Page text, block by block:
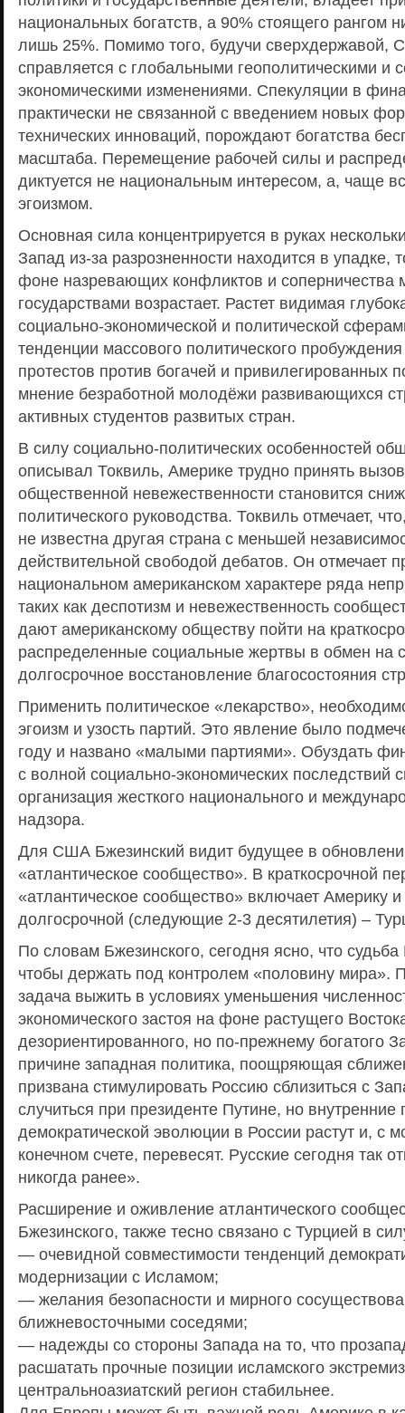
национальных богатств, а 90% стоящего рангом
лишь 25%. Помимо того, будучи сверхдержавой,
справляется с глобальными геополитическими и
экономическими изменениями. Спекуляции в
практически не связанной с введением новых
технических инноваций, порождают богатства
масштаба. Перемещение рабочей силы и
диктуется не национальным интересом, а, чаще
эгоизмом.
Основная сила концентрируется в руках
Запад из-за разрозненности находится в упадке,
фоне назревающих конфликтов и соперничества
государствами возрастает. Растет видимая
социально-экономической и политической
тенденции массового политического
протестов против богачей и привилегированных
мнение безработной молодёжи развивающихся
активных студентов развитых стран.
В силу социально-политических особенностей
описывал Токвиль, Америке трудно принять
общественной невежественности становится
политического руководства. Токвиль отмечает,
не известна другая страна с меньшей
действительной свободой дебатов. Он отмечает
национальном американском характере ряда
таких как деспотизм и невежественность
дают американскому обществу пойти на
распределенные социальные жертвы в обмен на
долгосрочное восстановление благосостояния
Применить политическое «лекарство»,
эгоизм и узость партий. Это явление было
году и названо «малыми партиями». Обуздать
с волной социально-экономических последствий
организация жесткого национального и
надзора.
Для США Бжезинский видит будущее в
«атлантическое сообщество». В краткосрочной
«атлантическое сообщество» включает Америку
долгосрочной (следующие 2-3 десятилетия) –
По словам Бжезинского, сегодня ясно, что
чтобы держать под контролем «половину мира».
задача выжить в условиях уменьшения
экономического застоя на фоне растущего
дезориентированного, но по-прежнему богатого
причине западная политика, поощряющая
призвана стимулировать Россию сблизиться с
случиться при президенте Путине, но
демократической эволюции в России растут и, с
конечном счете, перевесят. Русские сегодня так
никогда ранее».
Расширение и оживление атлантического
Бжезинского, также тесно связано с Турцией в
— очевидной совместимости тенденций
модернизации с Исламом;
— желания безопасности и мирного
ближневосточными соседями;
— надежды со стороны Запада на то, что
расшатать прочные позиции исламского
центральноазиатский регион стабильнее.